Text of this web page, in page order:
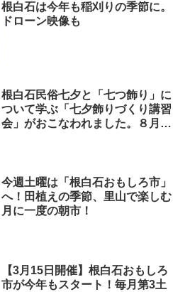
根白石は今年も稲刈りの季節に。
ドローン映像も
根白石民俗七夕と「七つ飾り」に
ついて学ぶ「七夕飾りづくり講習
会」がおこなわれました。８月
今週土曜は「根白石おもしろ市」
へ！田植えの季節、里山で楽しむ
月に一度の朝市！
【3月15日開催】根白石おもしろ
市が今年もスタート！毎月第3土